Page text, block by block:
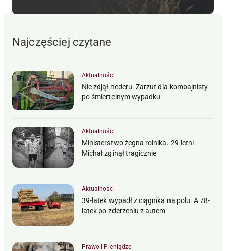
Najczęściej czytane
Aktualności
Nie zdjął hederu. Zarzut dla kombajnisty
po śmiertelnym wypadku
Aktualności
Ministerstwo żegna rolnika. 29-letni
Michał zginął tragicznie
Aktualności
39-latek wypadł z ciągnika na polu. A 78-
latek po zderzeniu z autem
Prawo i Pieniądze